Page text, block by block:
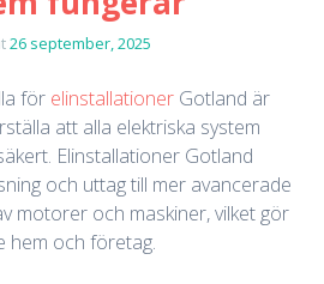
26 september, 2025
för elinstallationer Gotland är
att alla elektriska system
Elinstallationer Gotland
och uttag till mer avancerade
motorer och maskiner, vilket gör
hem och företag.